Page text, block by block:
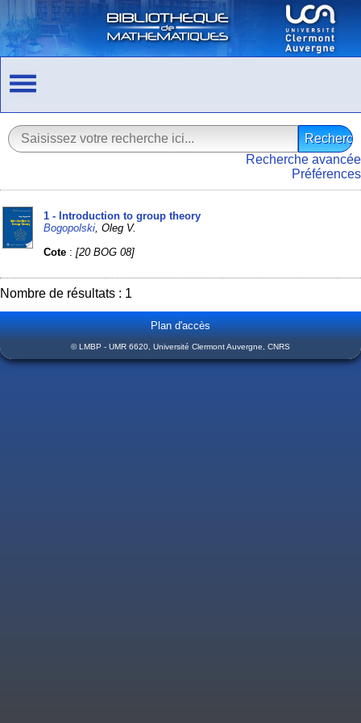
Recherche avancée
Préférences
1 - Introduction to group theory
Bogopolski , Oleg V.
Cote :[20 BOG 08]
Nombre de résultats : 1
Plan d'accès
© LMBP - UMR 6620, Université Clermont Auvergne, CNRS